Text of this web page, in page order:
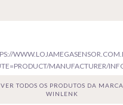
VER TODOS OS PRODUTOS DA MARCA
WINLENK